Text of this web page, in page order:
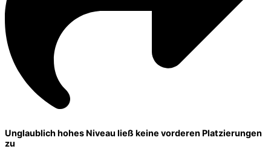
Unglaublich hohes Niveau ließ keine vorderen Platzierungen
zu